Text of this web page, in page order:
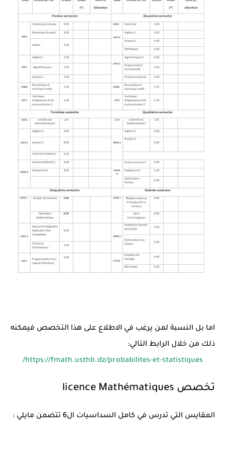
اما بل النسبة لمن يرغب في الاطلاع على هذا التخصص فيمكنه
ذلك من خلال الرابط التالي:
https://fmath.usthb.dz/probabilites-et-statistiques/
تخصص licence Mathématiques
المقايس التي تدرس في كامل السداسيات ال6 تتضمن مايلي :